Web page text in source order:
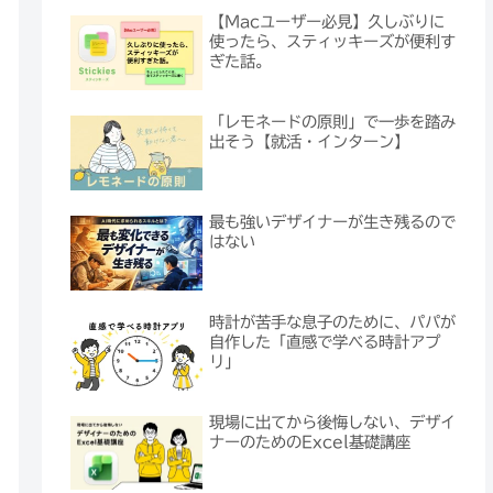
【Macユーザー必見】久しぶりに
使ったら、スティッキーズが便利す
ぎた話。
「レモネードの原則」で一歩を踏み
出そう【就活・インターン】
最も強いデザイナーが生き残るので
はない
時計が苦手な息子のために、パパが
自作した「直感で学べる時計アプ
リ」
現場に出てから後悔しない、デザイ
ナーのためのExcel基礎講座